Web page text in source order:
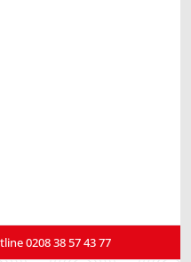
0208 38 57 43 77